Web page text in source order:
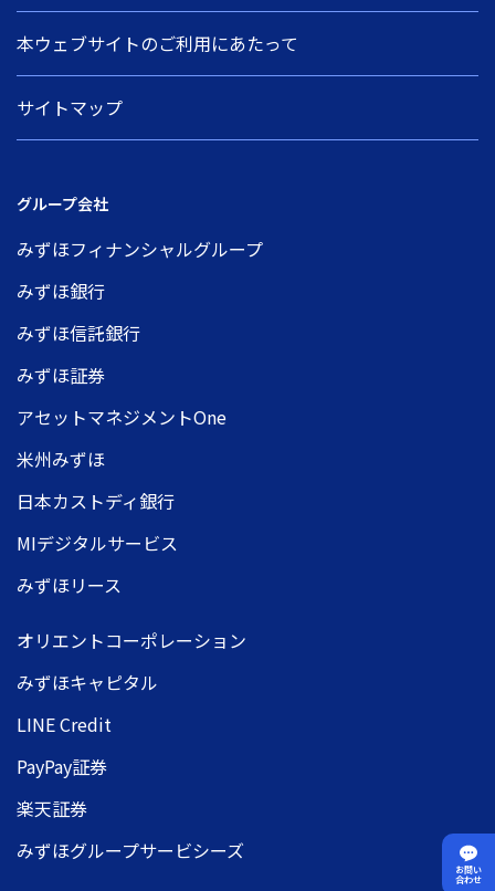
お問い
合わせ
本ウェブサイトのご利用にあたって
サイトマップ
グループ会社
みずほフィナンシャルグループ
みずほ銀行
みずほ信託銀行
みずほ証券
アセットマネジメントOne
米州みずほ
日本カストディ銀行
MIデジタルサービス
みずほリース
オリエントコーポレーション
みずほキャピタル
LINE Credit
PayPay証券
楽天証券
みずほグループサービシーズ